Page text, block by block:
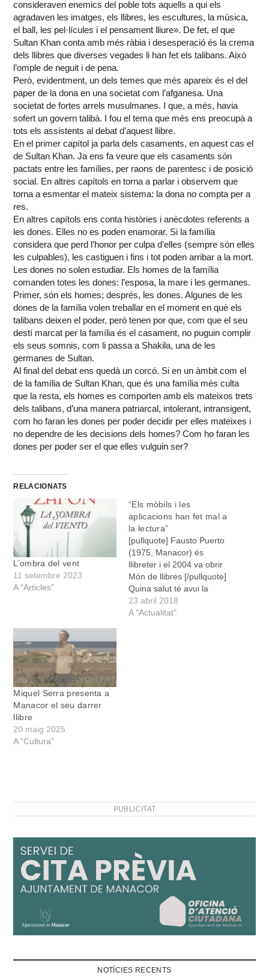
consideraven enemics del poble tots aquells a qui els
agradaven les imatges, els llibres, les escultures, la música,
el ball, les pel·lícules i el pensament lliure». De fet, el que
Sultan Khan conta amb més ràbia i desesperació és la crema
dels llibres que diverses vegades li han fet els talibans. Això
l’omple de neguit i de pena.
Però, evidentment, un dels temes que més apareix és el del
paper de la dona en una societat com l’afganesa. Una
societat de fortes arrels musulmanes. I que, a més, havia
sofert un govern talibà. I fou el tema que més ens preocupà a
tots els assistents al debat d’aquest llibre.
En el primer capítol ja parla dels casaments, en aquest cas el
de Sultan Khan. Ja ens fa veure que els casaments són
pactats entre les famílies, per raons de parentesc i de posició
social. En altres capítols en torna a parlar i observem que
torna a esmentar el mateix sistema: la dona no compta per a
res.
En altres capítols ens conta històries i anècdotes referents a
les dones. Elles no es poden enamorar. Si la família
considera que perd l’honor per culpa d’elles (sempre són elles
les culpables), les castiguen i fins i tot poden arribar a la mort.
Les dones no solen estudiar. Els homes de la família
comanden totes les dones: l’esposa, la mare i les germanes.
Primer, són els homes; després, les dones. Algunes de les
dones de la família volen treballar en el moment en què els
talibans deixen el poder, però tenen por que, com que el seu
destí marcat per la família és el casament, no puguin complir
els seus somnis, com li passa a Shakila, una de les
germanes de Sultan.
Al final del debat ens quedà un corcó. Si en un àmbit com el
de la família de Sultan Khan, que és una família més culta
que la resta, els homes es comporten amb els mateixos trets
dels talibans, d’una manera patriarcal, intolerant, intransigent,
com ho faran les dones per poder decidir per elles mateixes i
no dependre de les decisions dels homes? Com ho faran les
dones per poder ser el que elles vulguin ser?
RELACIONATS
L’ombra del vent
11 setembre 2023
A "Articles"
“Els mòbils i les
aplicacions han fet mal a
la lectura”
[pullquote] Fausto Puerto
(1975, Manacor) és
llibreter i el 2004 va obrir
Món de llibres [/pullquote]
Quina salut té avui la
lectura? Hi ha lectors com
sempre, o n'hi ha menys?
23 abril 2018
A "Actualitat"
Miquel Serra presenta a
Manacor el seu darrer
llibre
20 maig 2025
A "Cultura"
PUBLICITAT
NOTÍCIES RECENTS